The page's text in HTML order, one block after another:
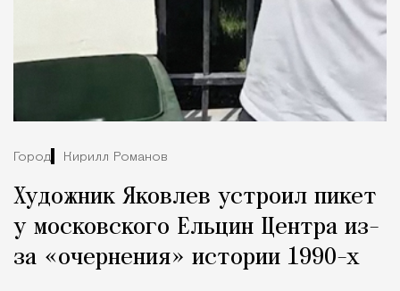
Город Кирилл Романов
Художник Яковлев устроил пикет
у московского Ельцин Центра из-
за «очернения» истории 1990-х